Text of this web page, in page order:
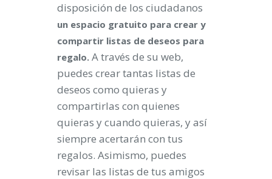
disposición de los ciudadanos
un espacio gratuito para crear y
compartir listas de deseos para
regalo. A través de su web,
puedes crear tantas listas de
deseos como quieras y
compartirlas con quienes
quieras y cuando quieras, y así
siempre acertarán con tus
regalos. Asimismo, puedes
revisar las listas de tus amigos